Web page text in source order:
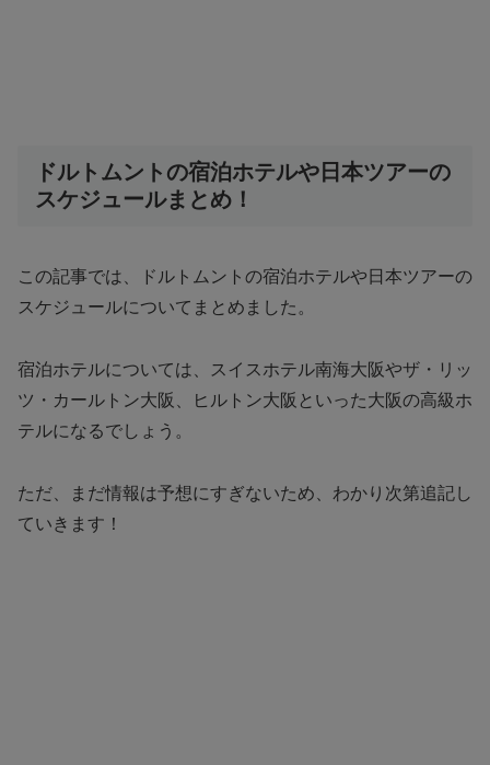
ドルトムントの宿泊ホテルや日本ツアーの
スケジュールまとめ！
この記事では、ドルトムントの宿泊ホテルや日本ツアーの
スケジュールについてまとめました。
宿泊ホテルについては、スイスホテル南海大阪やザ・リッ
ツ・カールトン大阪、ヒルトン大阪といった大阪の高級ホ
テルになるでしょう。
ただ、まだ情報は予想にすぎないため、わかり次第追記し
ていきます！